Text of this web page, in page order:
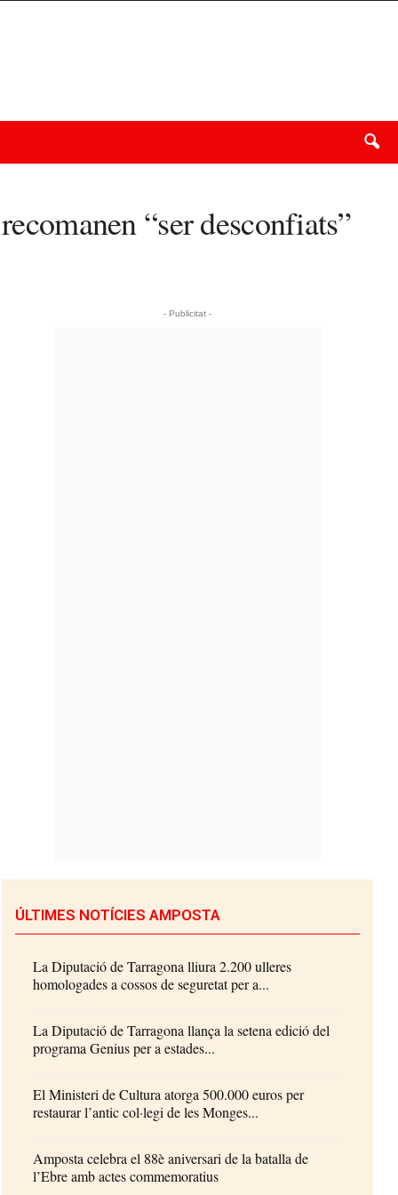
“ser desconfiats”
- Publicitat -
ÚLTIMES NOTÍCIES AMPOSTA
La Diputació de Tarragona lliura 2.200 ulleres
homologades a cossos de seguretat per a...
La Diputació de Tarragona llança la setena edició del
programa Genius per a estades...
El Ministeri de Cultura atorga 500.000 euros per
restaurar l’antic col·legi de les Monges...
Amposta celebra el 88è aniversari de la batalla de
l’Ebre amb actes commemoratius